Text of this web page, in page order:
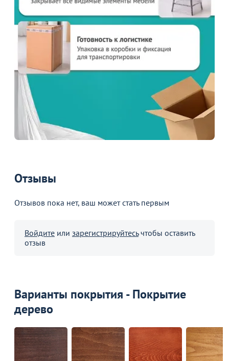
Отзывы
Отзывов пока нет, ваш может стать первым
Войдите или зарегистрируйтесьчтобы оставить
отзыв
Варианты покрытия - Покрытие
дерево